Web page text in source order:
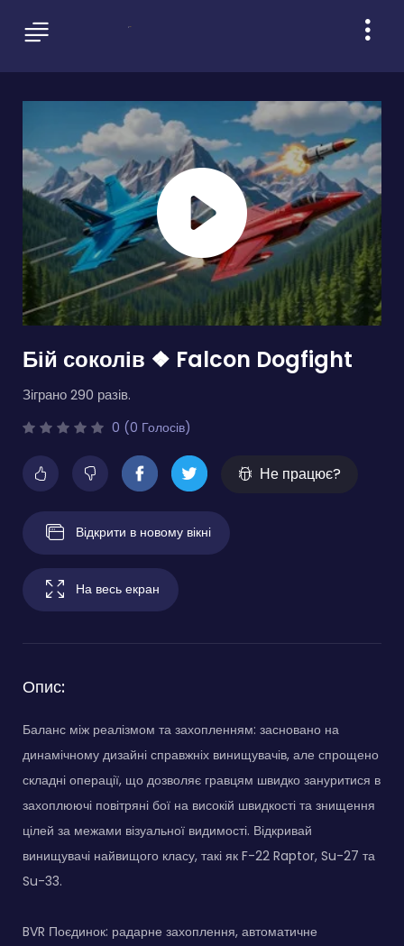
Бій соколів ❖ Falcon Dogfight
Зіграно 290 разів.
0 (0 Голосів)
Не працює?
Відкрити в новому вікні
На весь екран
Опис:
Баланс між реалізмом та захопленням: засновано на
динамічному дизайні справжніх винищувачів, але спрощено
складні операції, що дозволяє гравцям швидко зануритися в
захоплюючі повітряні бої на високій швидкості та знищення
цілей за межами візуальної видимості. Відкривай
винищувачі найвищого класу, такі як F-22 Raptor, Su-27 та
Su-33.
BVR Поєдинок: радарне захоплення, автоматичне